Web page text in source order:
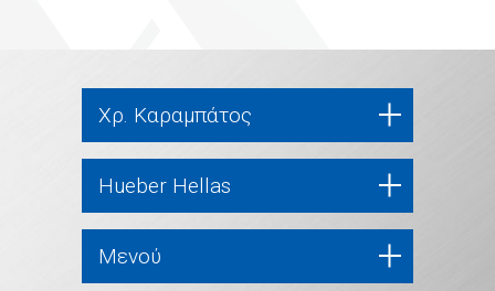
Χρ. Καραμπάτος
Hueber Hellas
Μενού